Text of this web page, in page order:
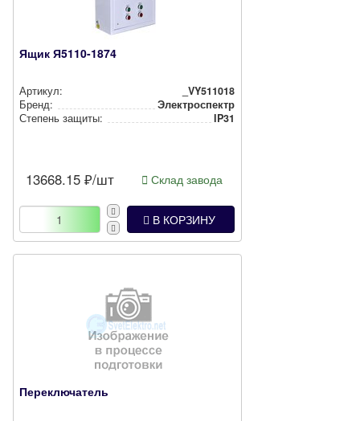
Ящик Я5110-1874
Артикул:
_VY511018
Бренд:
Электроспектр
Степень защиты:
IP31
13668.15 ₽/шт Склад завода
В КОРЗИНУ
Переключатель